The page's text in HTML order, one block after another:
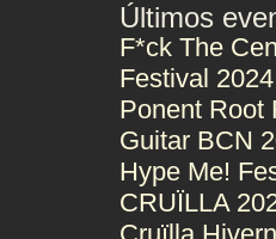
Últimos
F*ck The
Festival 2024
Ponent Root
Guitar BCN
Hype Me!
CRUÏLLA